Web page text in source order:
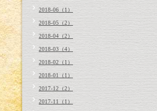
2018-06（1）
2018-05（2）
2018-04（2）
2018-03（4）
2018-02（1）
2018-01（1）
2017-12（2）
2017-11（1）